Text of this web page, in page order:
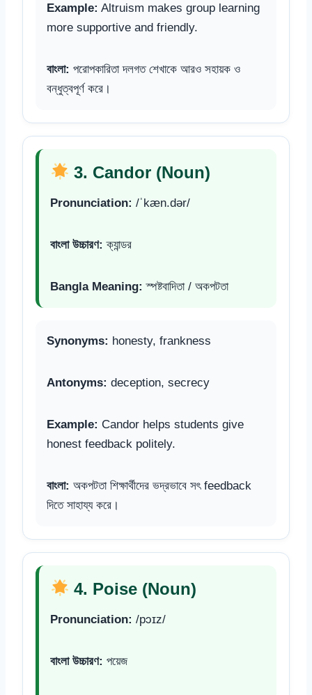
Example: Altruism makes group learning
more supportive and friendly.
বাংলা: পরোপকারিতা দলগত শেখাকে আরও সহায়ক ও
বন্ধুত্বপূর্ণ করে।
3. Candor (Noun)
Pronunciation: /ˈkæn.dər/
বাংলা উচ্চারণ: ক্যান্ডর
Bangla Meaning: স্পষ্টবাদিতা / অকপটতা
Synonyms: honesty, frankness
Antonyms: deception, secrecy
Example: Candor helps students give
honest feedback politely.
বাংলা: অকপটতা শিক্ষার্থীদের ভদ্রভাবে সৎ feedback
দিতে সাহায্য করে।
4. Poise (Noun)
Pronunciation: /pɔɪz/
বাংলা উচ্চারণ: পয়েজ